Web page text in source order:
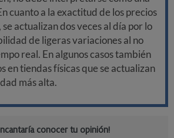
cuanto a la exactitud de los precios
actualizan dos veces al día por lo
de ligeras variaciones al no
real. En algunos casos también
en tiendas físicas que se actualizan
más alta.